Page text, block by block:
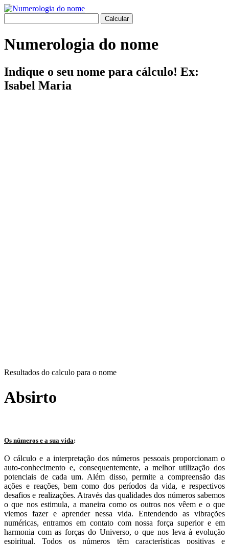
Numerologia do nome
Indique o seu nome para cálculo! Ex:
Isabel Maria
Resultados do calculo para o nome
Absirto
Os números e a sua vida:
O cálculo e a interpretação dos números pessoais proporcionam o
auto-conhecimento e, consequentemente, a melhor utilização dos
potenciais de cada um. Além disso, permite a compreensão das
ações e reações, bem como dos períodos da vida, e respectivos
desafios e realizações. Através das qualidades dos números sabemos
o que nos estimula, a maneira como os outros nos vêem e o que
viemos fazer e aprender nessa vida. Entendendo as vibrações
numéricas, entramos em contato com nossa força superior e em
harmonia com as forças do Universo, o que nos leva à evolução
espiritual. Todos os números têm características positivas e